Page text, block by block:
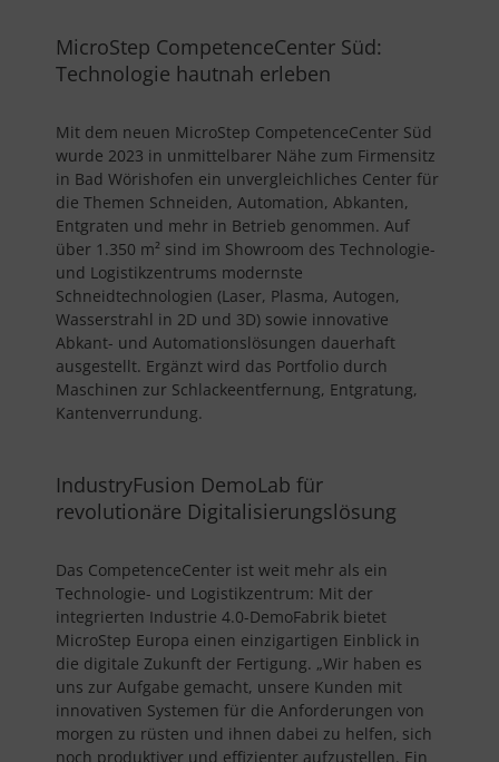
MicroStep CompetenceCenter Süd:
Technologie hautnah erleben
Mit dem neuen MicroStep CompetenceCenter Süd
wurde 2023 in unmittelbarer Nähe zum Firmensitz
in Bad Wörishofen ein unvergleichliches Center für
die Themen Schneiden, Automation, Abkanten,
Entgraten und mehr in Betrieb genommen. Auf
über 1.350 m² sind im Showroom des Technologie-
und Logistikzentrums modernste
Schneidtechnologien (Laser, Plasma, Autogen,
Wasserstrahl in 2D und 3D) sowie innovative
Abkant- und Automationslösungen dauerhaft
ausgestellt. Ergänzt wird das Portfolio durch
Maschinen zur Schlackeentfernung, Entgratung,
Kantenverrundung.
IndustryFusion DemoLab für
revolutionäre Digitalisierungslösung
Das CompetenceCenter ist weit mehr als ein
Technologie- und Logistikzentrum: Mit der
integrierten Industrie 4.0-DemoFabrik bietet
MicroStep Europa einen einzigartigen Einblick in
die digitale Zukunft der Fertigung. „Wir haben es
uns zur Aufgabe gemacht, unsere Kunden mit
innovativen Systemen für die Anforderungen von
morgen zu rüsten und ihnen dabei zu helfen, sich
noch produktiver und effizienter aufzustellen. Ein